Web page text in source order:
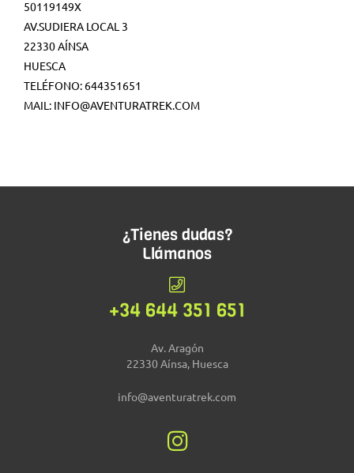
50119149X
AV.SUDIERA LOCAL 3
22330 AÍNSA
HUESCA
TELÉFONO: 644351651
MAIL: INFO@AVENTURATREK.COM
¿Tienes dudas?
Llámanos
+34 644 351 651
Av. Aragón
22330 Aínsa, Huesca
info@aventuratrek.com